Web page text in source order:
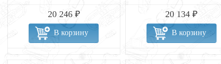
20 246 ₽
В корзину
20 134 ₽
В корзину